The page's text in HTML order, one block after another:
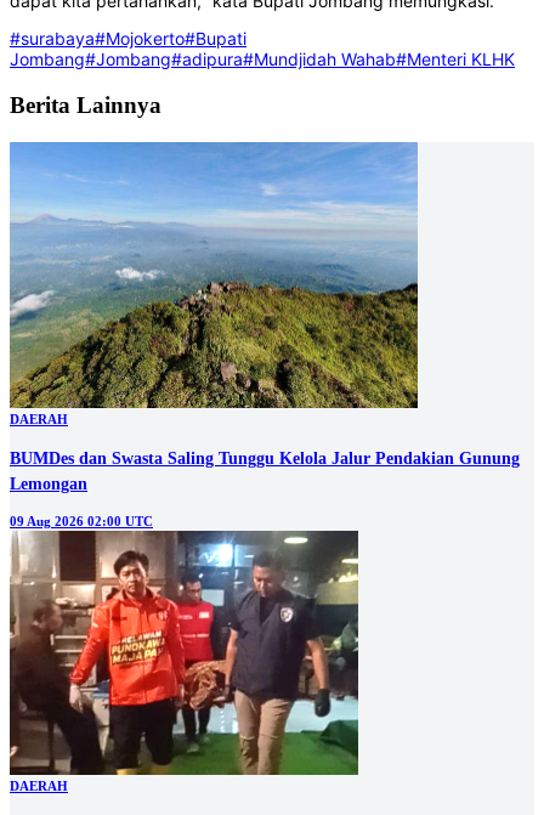
#surabaya#Mojokerto#Bupati
Jombang#Jombang#adipura#Mundjidah Wahab#Menteri KLHK
Berita Lainnya
DAERAH
BUMDes dan Swasta Saling Tunggu Kelola Jalur Pendakian Gunung
Lemongan
09 Aug 2026 02:00 UTC
DAERAH